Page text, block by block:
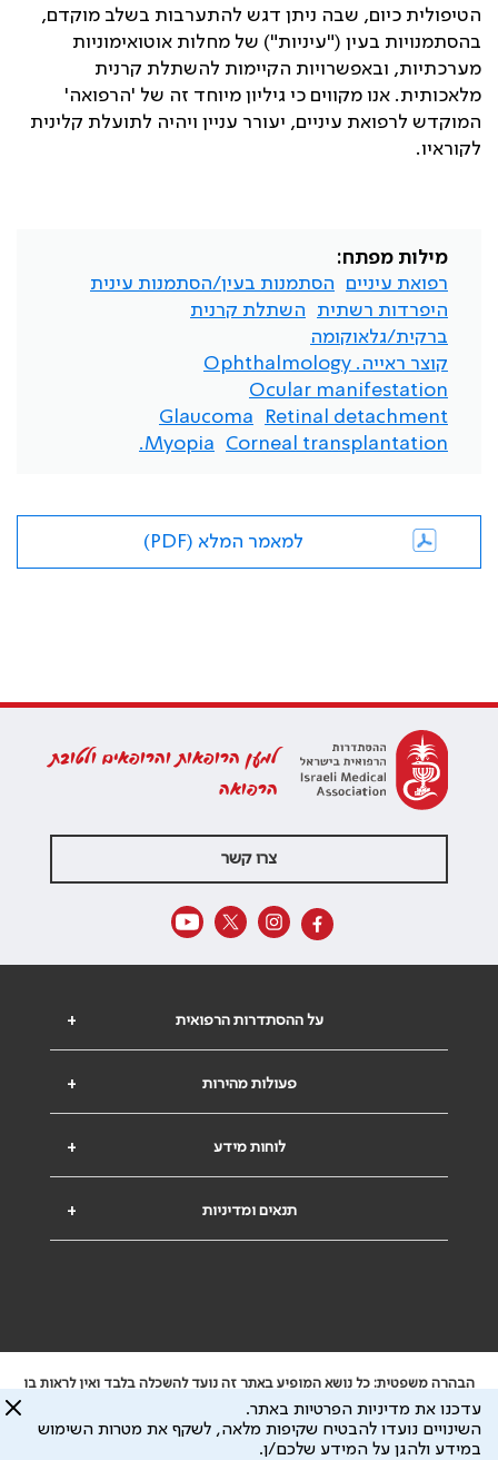
הטיפולית כיום, שבה ניתן דגש להתערבות בשלב מוקדם,
בהסתמנויות בעין ("עיניות") של מחלות אוטואימוניות
מערכתיות, ובאפשרויות הקיימות להשתלת קרנית
מלאכותית. אנו מקווים כי גיליון מיוחד זה של 'הרפואה'
המוקדש לרפואת עיניים, יעורר עניין ויהיה לתועלת קלינית
לקוראיו.
מילות מפתח:
רפואת עיניים
הסתמנות בעין/הסתמנות עינית
היפרדות רשתית
השתלת קרנית
ברקית/גלאוקומה
קוצר ראייה. Ophthalmology
Ocular manifestation
Retinal detachment
Glaucoma
Corneal transplantation
Myopia.
למאמר המלא (PDF)
למען הרופאות והרופאים ולטובת
הרפואה
צרו קשר
+ על ההסתדרות הרפואית
+ פעולות מהירות
+ לוחות מידע
+ תנאים ומדיניות
הבהרה משפטית: כל נושא המופיע באתר זה נועד להשכלה בלבד ואין לראות בו
ייעוץ רפואי או משפטי. אין הר"י אחראית לתוכן המתפרסם באתר זה ולכל נזק
שעלול להיגרם.
ידוע לי שהר"י אוספת ושומרת מידע אישי לצורך מתן השרות וכי חלק ממנו עשוי
עדכנו את מדיניות הפרטיות באתר.
השינויים נועדו להבטיח שקיפות מלאה, לשקף את מטרות השימוש
במידע ולהגן על המידע שלכם/ן.